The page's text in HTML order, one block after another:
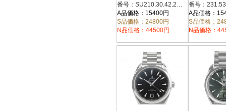
番号：SU210.30.42.20.04.002
A品価格：15400円
S品価格：24800円
N品価格：44500円
ズ
A品価格：
S品価格：
N品価格：